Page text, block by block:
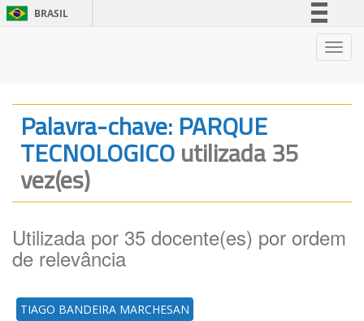
BRASIL
Legislação
Canais
Palavra-chave: PARQUE
TECNOLOGICOutilizada 35
vez(es)
Utilizada por 35 docente(es) por ordem
de relevância
TIAGO BANDEIRA MARCHESAN